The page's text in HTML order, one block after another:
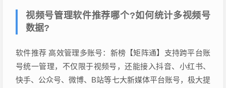
视频号管理软件推荐哪个?如何统计多视频号
数据?
软件推荐 高效管理多账号：新榜【矩阵通】支持跨平台账
号统一管理，不仅限于视频号，还能接入抖音、小红书、
快手、公众号、微博、B站等七大新媒体平台账号，极大提